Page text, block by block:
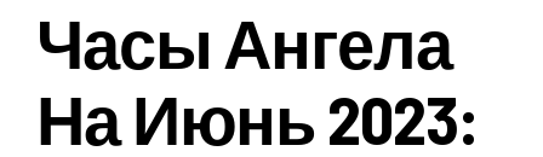
Часы Ангела
На Июнь 2023: